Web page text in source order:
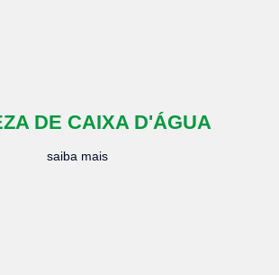
DE CAIXA D'ÁGUA
saiba mais